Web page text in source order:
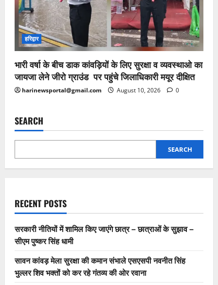
हरिद्वार
भारी वर्षा के बीच डाक कांवड़ियों के लिए सुरक्षा व व्यवस्थाओ का
जायजा लेने जीरो ग्राउंड पर पहुंचे जिलाधिकारी मयूर दीक्षित
harinewsportal@gmail.com August 10, 2026 0
SEARCH
SEARCH
RECENT POSTS
सरकारी नीतियों में शामिल किए जाएंगे छात्र – छात्राओं के सुझाव –
सीएम पुष्कर सिंह धामी
सावन कांवड़ मेला सुरक्षा की कमान संभाले एसएसपी नवनीत सिंह
भुल्लर शिव भक्तों को कर रहे गंतव्य की ओर रवाना